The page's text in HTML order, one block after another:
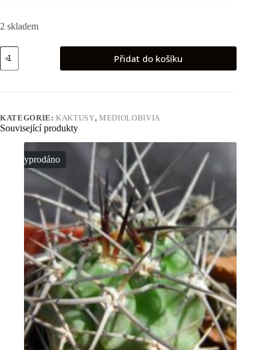
2 skladem
Mediolobivia
einsteinii
množství
Přidat do košíku
KATEGORIE:KAKTUSY,MEDIOLOBIVIA
Související produkty
Vyprodáno